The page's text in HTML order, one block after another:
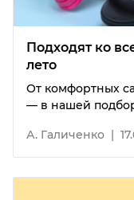
Подходят ко
лето
От комфортных
— в нашей
А. Галиченко |